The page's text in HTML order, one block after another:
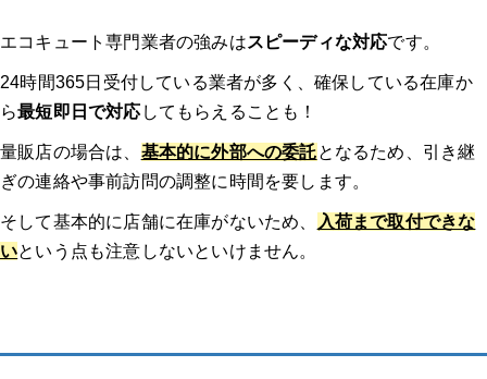
種類から探す
【給湯器 補助金】関連記事
【埼玉県】エコキュート 施工事例をご紹介
埼玉県所沢市 T様邸の交換事例【エコキュート】
エコキュート専門業者の強みはスピーディな対応です。
24時間365日受付している業者が多く、確保している在庫か
ら最短即日で対応 してもらえることも！
量販店の場合は、 基本的に外部への委託となるため、引き継
ぎの連絡や事前訪問の調整に時間を要します。
そして基本的に店舗に在庫がないため、
入荷まで取付できな
いという点も注意しないといけません。